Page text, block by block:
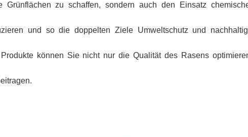
zu schaffen, sondern auch den Einsatz
und so die doppelten Ziele Umweltschutz und
können Sie nicht nur die Qualität des Rasens